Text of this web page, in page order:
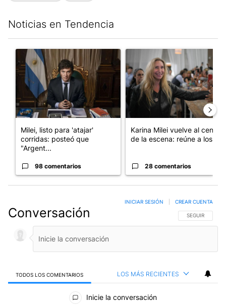
Noticias en Tendencia
Un artículo de tendencia con el título "Milei, listo para 'atajar'
Milei, listo para 'atajar'
corridas: posteó que
"Argent...
98 comentarios
Un artículo de tendencia
Karina Milei vuelve al centro
de la escena: reúne a los...
28 comentarios
Conversación SIGA ESTA
SEGUIR
INICIAR SESIÓN CREAR CUENTA
TODOS LOS COMENTARIOS LOS MÁS RECIENTES
Todos los comentarios
Inicie la conversación